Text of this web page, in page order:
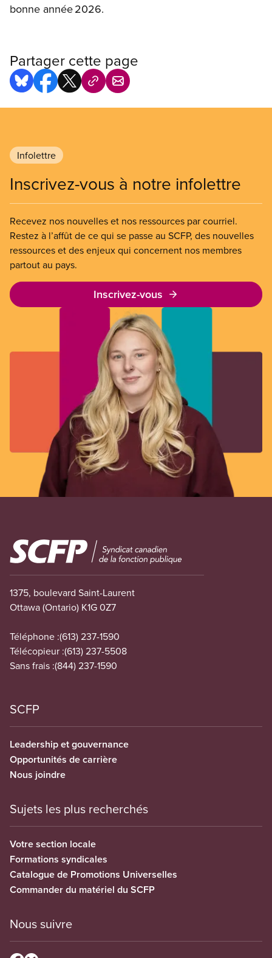
bonne année 2026.
Partager cette page
Infolettre
Inscrivez-vous à notre infolettre
Recevez nos nouvelles et nos ressources par courriel.
Restez à l’affût de ce qui se passe au SCFP, des nouvelles
ressources et des enjeux qui concernent nos membres
partout au pays.
Inscrivez-vous
Image
1375, boulevard Saint-Laurent
Ottawa (Ontario) K1G 0Z7
Téléphone :(613) 237-1590
Télécopieur :(613) 237-5508
Sans frais :(844) 237-1590
SCFP
Leadership et gouvernance
Opportunités de carrière
Nous joindre
Sujets les plus recherchés
Votre section locale
Formations syndicales
Catalogue de Promotions Universelles
Commander du matériel du SCFP
Nous suivre